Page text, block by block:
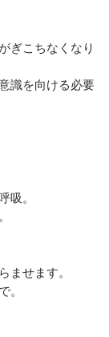
ぎこちなくなり
識を向ける必要
吸。
ませます。
。